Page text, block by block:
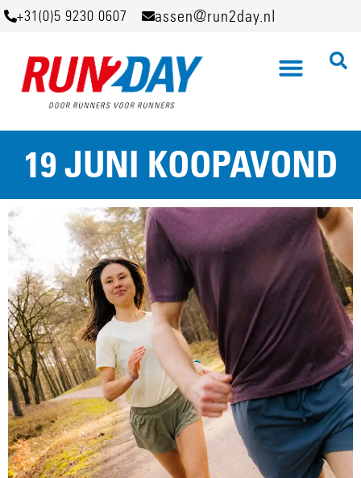
+31(0)5 9230 0607 assen@run2day.nl
19 JUNI KOOPAVOND